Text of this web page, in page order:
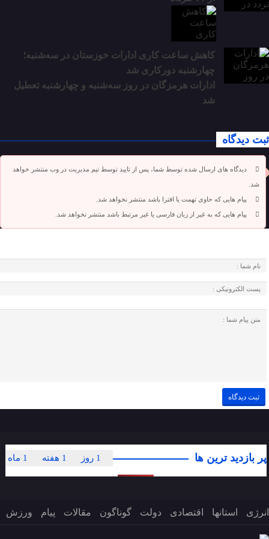
کاهش ساعت کاری ادارات خوزستان در سه‌شنبه؛
چهارشنبه دورکاری شد
ادارات هرمزگان در روز سه‌شنبه و چهارشنبه تعطیل
شد
ثبت دیدگاه
دیدگاه های ارسال شده توسط شما، پس از تایید توسط تیم مدیریت در وب منتشر خواهد
شد.
پیام هایی که حاوی تهمت یا افترا باشد منتشر نخواهد شد.
پیام هایی که به غیر از زبان فارسی یا غیر مرتبط باشد منتشر نخواهد شد.
پر بازدید ترین ها 1 ماه 1 هفته 1 روز
انرژی استانها اقتصادی دولت گوناگون مقالات پیام ورزش